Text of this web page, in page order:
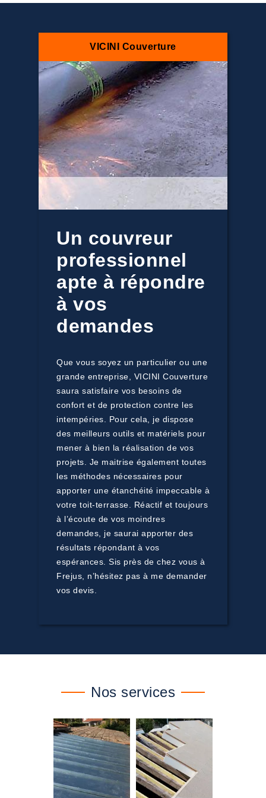
VICINI Couverture
Un couvreur
professionnel
apte à répondre
à vos
demandes
Que vous soyez un particulier ou une
grande entreprise, VICINI Couverture
saura satisfaire vos besoins de
confort et de protection contre les
intempéries. Pour cela, je dispose
des meilleurs outils et matériels pour
mener à bien la réalisation de vos
projets. Je maitrise également toutes
les méthodes nécessaires pour
apporter une étanchéité impeccable à
votre toit-terrasse. Réactif et toujours
à l’écoute de vos moindres
demandes, je saurai apporter des
résultats répondant à vos
espérances. Sis près de chez vous à
Frejus, n’hésitez pas à me demander
vos devis.
Nos services